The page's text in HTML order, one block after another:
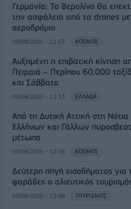
Γερμανία: Το Βερολίνο θα
την ασφάλεια από τα drones
αεροδρόμιο
09/08/2026 - 12:57 ΚΟΣΜΟΣ
Αυξημένη η επιβατική κίνηση
Πειραιά – Περίπου 60.000
και Σάββατο
09/08/2026 - 12:33 ΕΛΛΑΔΑ
Από τη Δυτική Αττική στη Νότια
Ελλήνων και Γάλλων
μέτωπα
09/08/2026 - 12:08 ΚΟΣΜΟΣ
Δεύτερη πηγή εισοδήματος για
ψαράδες ο αλιευτικός
09/08/2026 - 12:08 ΤΟΥΡΙΣΜΟΣ